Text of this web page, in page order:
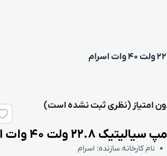
امتیاز (نظری ثبت نشده است)
سیالیتیک 22.8 ولت 40 وات اسرام
نام کارخانه سازنده: اسرام